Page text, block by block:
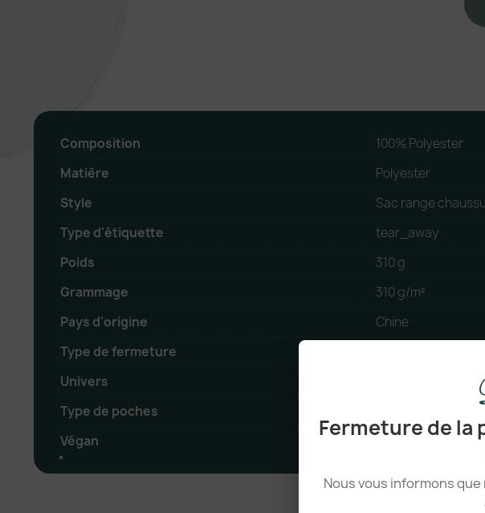
Fermeture de la
Nous vous informons
Composition
100% Polyester
Matière
Polyester
Style
Sac range
Type d'étiquette
tear_away
Poids
310 g
Grammage
310 g/m²
Pays d'origine
Chine
Type de fermeture
Univers
Jardinerie
Type de poches
Végan